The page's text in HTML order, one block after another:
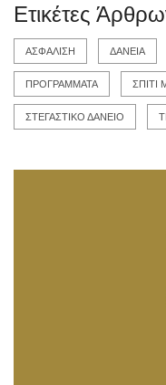
Ετικέτες
ΑΣΦΑΛΙΣΗ ΔΑΝΕΙΑ
ΠΡΟΓΡΑΜΜΑΤΑ ΣΠΙΤΙ
ΣΤΕΓΑΣΤΙΚΟ ΔΑΝΕΙΟ